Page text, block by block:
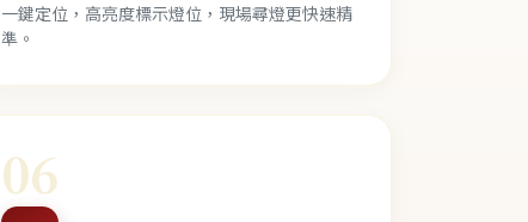
一鍵定位，高亮度標示燈位，現場尋燈更快速精
準。
06